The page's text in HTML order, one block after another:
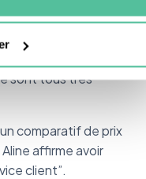
sont tous très
comparatif de prix
affirme avoir
client”.